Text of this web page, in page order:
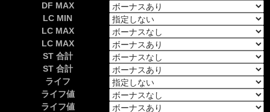
DF MAX
LC MIN
LC MAX
LC MAX
ST 合計
ST 合計
ライフ
ライフ値
ライフ値